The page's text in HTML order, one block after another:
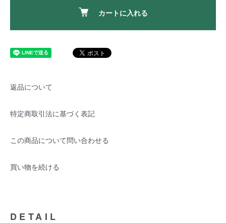
カートに入れる
返品について
特定商取引法に基づく表記
この商品について問い合わせる
買い物を続ける
DETAIL